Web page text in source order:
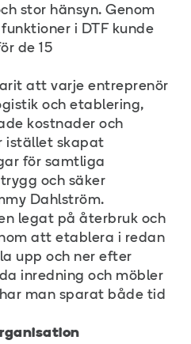
stor hänsyn. Genom
i DTF kunde
de 15
att varje entreprenör
och etablering,
kostnader och
istället skapat
för samtliga
och säker
Dahlström.
legat på återbruk och
att etablera i redan
upp och ner efter
inredning och möbler
man sparat både tid